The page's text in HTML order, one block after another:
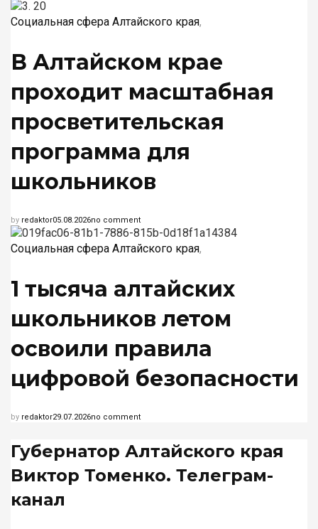
Социальная сфера Алтайского края,
В Алтайском крае
проходит масштабная
просветительская
программа для
школьников
by redaktor05.08.2026no comment
Социальная сфера Алтайского края,
1 тысяча алтайских
школьников летом
освоили правила
цифровой безопасности
by redaktor29.07.2026no comment
Губернатор Алтайского края
Виктор Томенко. Телеграм-
канал